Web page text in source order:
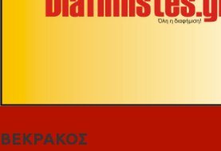
ΒΕΚΡΑΚΟΣ